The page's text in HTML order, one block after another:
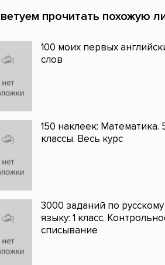
прочитать похожую
100 моих первых
слов
150 наклеек: Математика.
классы. Весь курс
3000 заданий по русскому
языку: 1 класс.
списывание